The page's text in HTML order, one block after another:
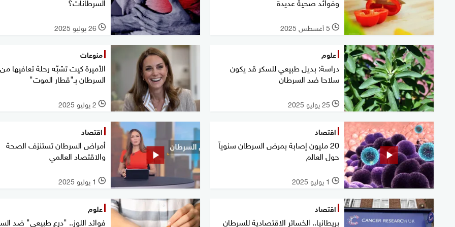
l 5 أغسطس 2025 l 26 يوليو 2025
علوم
دراسة: بديل طبيعي للسكر قد يكون
سلاحا ضد السرطان
l 25 يوليو 2025
منوعات
الأميرة كيت تشبّه رحلة تعافيها من
السرطان بـ"قطار الموت"
l 2 يوليو 2025
اقتصاد
20 مليون إصابة بمرض السرطان سنوياً
حول العالم
l 1 يوليو 2025
اقتصاد
أمراض السرطان تستنزف الصحة
والاقتصاد العالمي
l 1 يوليو 2025
اقتصاد
بريطانيا.. الخسائر الاقتصادية للسرطان
علوم
فوائد اللوز.. "درع طبيعي" ضد